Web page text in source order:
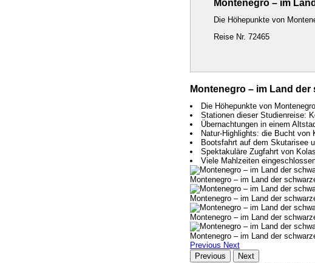
Montenegro – im
Die Höhepunkte von
Reise Nr. 72465
Montenegro – im Land
Die Höhepunkte von
Stationen dieser Studienreise:
Übernachtungen in einem
Natur-Highlights: die Bucht von
Bootsfahrt auf dem Skutarisee
Spektakuläre Zugfahrt von
Viele Mahlzeiten
Montenegro – im Land der
Montenegro – im Land der
Montenegro – im Land der
Montenegro – im Land der
Previous Next
Previous
Next